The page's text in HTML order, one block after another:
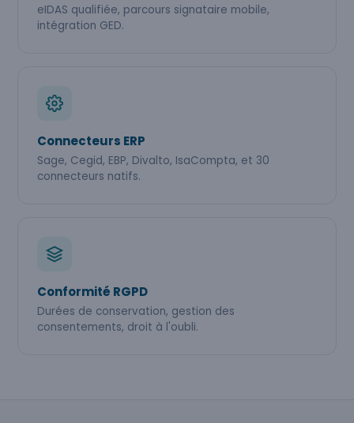
eIDAS qualifiée, parcours signataire mobile,
intégration GED.
Connecteurs ERP
Sage, Cegid, EBP, Divalto, IsaCompta, et 30
connecteurs natifs.
Conformité RGPD
Durées de conservation, gestion des
consentements, droit à l'oubli.